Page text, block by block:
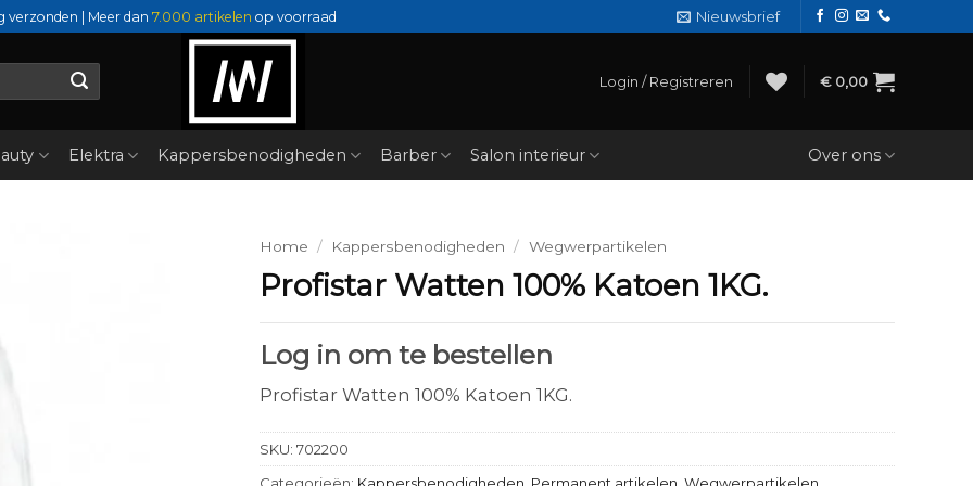
verzonden | Meer dan 7.000 artikelen op voorraad Nieuwsbrief
Login / Registreren € 0,00
Elektra Kappersbenodigheden Barber Salon interieur Over ons
Home / Kappersbenodigheden / Wegwerpartikelen
Profistar Watten 100% Katoen 1KG.
Log in om te bestellen
Profistar Watten 100% Katoen 1KG.
SKU: 702200